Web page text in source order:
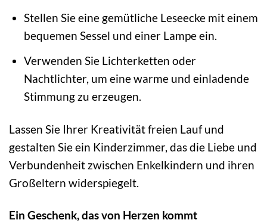
Stellen Sie eine gemütliche Leseecke mit einem
bequemen Sessel und einer Lampe ein.
Verwenden Sie Lichterketten oder
Nachtlichter, um eine warme und einladende
Stimmung zu erzeugen.
Lassen Sie Ihrer Kreativität freien Lauf und
gestalten Sie ein Kinderzimmer, das die Liebe und
Verbundenheit zwischen Enkelkindern und ihren
Großeltern widerspiegelt.
Ein Geschenk, das von Herzen kommt